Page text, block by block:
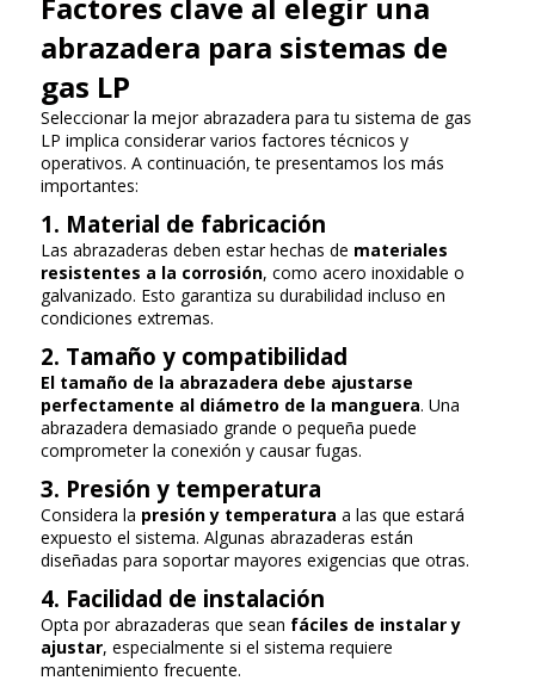
abrazadera para sistemas de
gas LP
Seleccionar la mejor abrazadera para tu sistema de gas
LP implica considerar varios factores técnicos y
operativos. A continuación, te presentamos los más
importantes:
1. Material de fabricación
Las abrazaderas deben estar hechas de materiales
resistentes a la corrosión, como acero inoxidable o
galvanizado. Esto garantiza su durabilidad incluso en
condiciones extremas.
2. Tamaño y compatibilidad
El tamaño de la abrazadera debe ajustarse
perfectamente al diámetro de la manguera. Una
abrazadera demasiado grande o pequeña puede
comprometer la conexión y causar fugas.
3. Presión y temperatura
Considera la presión y temperatura a las que estará
expuesto el sistema. Algunas abrazaderas están
diseñadas para soportar mayores exigencias que otras.
4. Facilidad de instalación
Opta por abrazaderas que sean fáciles de instalar y
ajustar, especialmente si el sistema requiere
mantenimiento frecuente.